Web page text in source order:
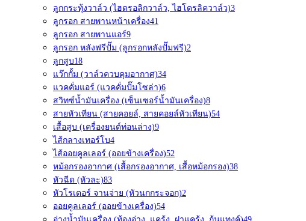
ลูกกระทุ้งวาล์ว (ไฮดรอลิกวาล์ว, ไฮโดรลิควาล์ว)3
ลูกรอก สายพานหน้าเครื่อง41
ลูกรอก สายพานแอร์9
ลูกรอก หลังฟรีปั๊ม (ลูกรอกหลังปั๊มฟรี)2
ลูกสูบ18
แว๊กกั้ม (วาล์วควบคุมอากาศ)34
แวคคั่มแอร์ (แวคคั่มปั๊มโซล่า)6
สวิทซ์น้ำมันเครื่อง (เซ็นเซอร์น้ำมันเครื่อง)8
สายหัวเทียน (สายคอยล์, สายคอยล์หัวเทียน)54
เสื้อสูบ (เครื่องยนต์ท่อนล่าง)9
ไส้กลางเทอร์โบ4
ไส้ออยคูลเลอร์ (ออยข้างเครื่อง)52
หม้อกรองอากาศ (เสื้อกรองอากาศ, เสื้อหม้อกรอง)38
หัวฉีด (หัวละ)83
หัวโรเตอร์ จานจ่าย (หัวนกกระจอก)2
ออยคูลเลอร์ (ออยข้างเครื่อง)54